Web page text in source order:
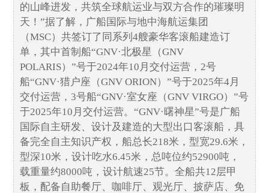
的山峰进发，共筑全球航运业与双方合作的璀璨明
天！”据了解，广船国际与地中海航运集团
（MSC）共签订了同系列4艘豪华客滚船建造订
单，其中首制船“GNV·北极星（GNV
POLARIS）”号于2024年10月交付运营，2号
船“GNV·猎户座（GNV ORION）”号于2025年4月
交付运营，3号船“GNV·室女座（GNV VIRGO）”号
于2025年10月交付运营。“GNV·曙神星”号是广船
国际自主研发、设计及建造的大型出口客滚船，具
备完全自主知识产权，船总长218米，型宽29.6米，
型深10米，设计吃水6.45米，总吨位约52900吨，
载重量约8000吨，设计航速25节。全船共12层甲
板，配备自助餐厅、咖啡厅、观光厅、披萨店、免